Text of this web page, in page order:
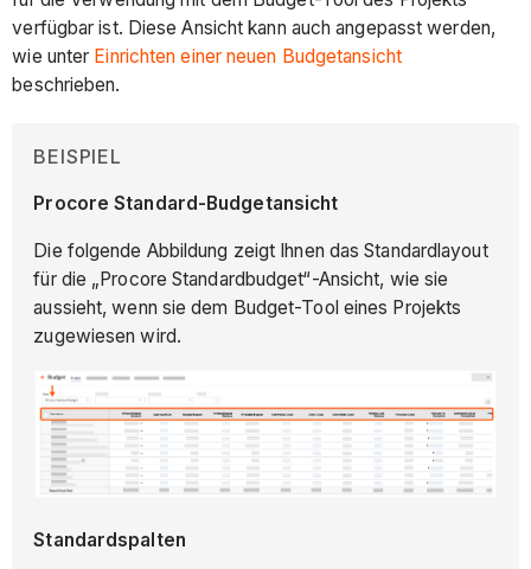
verfügbar ist. Diese Ansicht kann auch angepasst werden,
wie unter Einrichten einer neuen Budgetansicht
beschrieben.
BEISPIEL
Procore Standard-Budgetansicht
Die folgende Abbildung zeigt Ihnen das Standardlayout
für die „Procore Standardbudget“-Ansicht, wie sie
aussieht, wenn sie dem Budget-Tool eines Projekts
zugewiesen wird.
Standardspalten